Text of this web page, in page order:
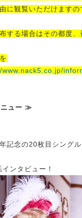
に観覧いただけます
する場合はその都度、
www.nack5.co.jp/
ュー ≫
記念の20枚目シング
ンタビュー！